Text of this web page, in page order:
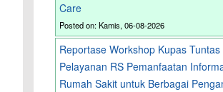
Care
Posted on: Kamis, 06-08-2026
Reportase Workshop Kupas
Pelayanan RS Pemanfaatan
Rumah Sakit untuk Berbagai